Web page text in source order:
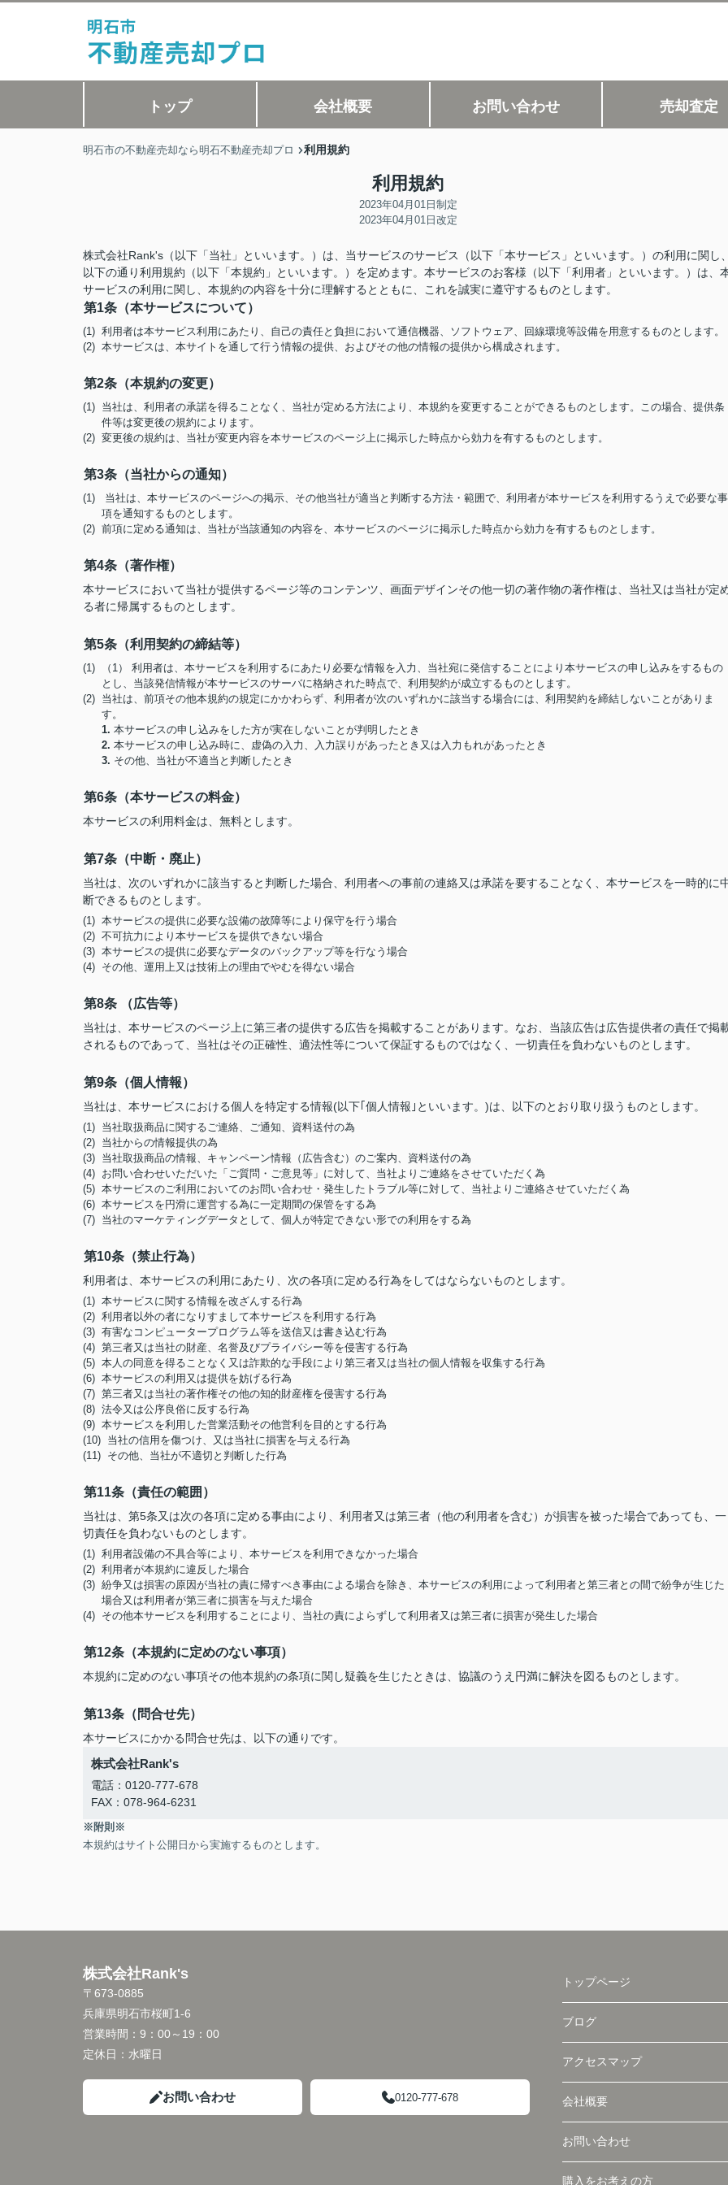
トップ 会社概要 お問い合わせ 売却査定
明石市の不動産売却なら明石不動産売却プロ 利用規約
利用規約
2023年04月01日制定
2023年04月01日改定
株式会社Rank's（以下「当社」といいます。）は、当サービスのサービス（以下「本サービス」といいます。）の利用に関し
以下の通り利用規約（以下「本規約」といいます。）を定めます。本サービスのお客様（以下「利用者」といいます。）は、
サービスの利用に関し、本規約の内容を十分に理解するとともに、これを誠実に遵守するものとします。
第1条（本サービスについて）
(1) 利用者は本サービス利用にあたり、自己の責任と負担において通信機器、ソフトウェア、回線環境等設備を用意するものとします。
(2) 本サービスは、本サイトを通して行う情報の提供、およびその他の情報の提供から構成されます。
第2条（本規約の変更）
(1) 当社は、利用者の承諾を得ることなく、当社が定める方法により、本規約を変更することができるものとします。この場合、提供条
件等は変更後の規約によります。
(2) 変更後の規約は、当社が変更内容を本サービスのページ上に掲示した時点から効力を有するものとします。
第3条（当社からの通知）
(1) 当社は、本サービスのページへの掲示、その他当社が適当と判断する方法・範囲で、利用者が本サービスを利用するうえで必要な事
項を通知するものとします。
(2) 前項に定める通知は、当社が当該通知の内容を、本サービスのページに掲示した時点から効力を有するものとします。
第4条（著作権）
本サービスにおいて当社が提供するページ等のコンテンツ、画面デザインその他一切の著作物の著作権は、当社又は当社が定
る者に帰属するものとします。
第5条（利用契約の締結等）
(1) （1） 利用者は、本サービスを利用するにあたり必要な情報を入力、当社宛に発信することにより本サービスの申し込みをするもの
とし、当該発信情報が本サービスのサーバに格納された時点で、利用契約が成立するものとします。
(2) 当社は、前項その他本規約の規定にかかわらず、利用者が次のいずれかに該当する場合には、利用契約を締結しないことがありま
す。
1. 本サービスの申し込みをした方が実在しないことが判明したとき
2. 本サービスの申し込み時に、虚偽の入力、入力誤りがあったとき又は入力もれがあったとき
3. その他、当社が不適当と判断したとき
第6条（本サービスの料金）
本サービスの利用料金は、無料とします。
第7条（中断・廃止）
当社は、次のいずれかに該当すると判断した場合、利用者への事前の連絡又は承諾を要することなく、本サービスを一時的に
断できるものとします。
(1) 本サービスの提供に必要な設備の故障等により保守を行う場合
(2) 不可抗力により本サービスを提供できない場合
(3) 本サービスの提供に必要なデータのバックアップ等を行なう場合
(4) その他、運用上又は技術上の理由でやむを得ない場合
第8条 （広告等）
当社は、本サービスのページ上に第三者の提供する広告を掲載することがあります。なお、当該広告は広告提供者の責任で掲
されるものであって、当社はその正確性、適法性等について保証するものではなく、一切責任を負わないものとします。
第9条（個人情報）
当社は、本サービスにおける個人を特定する情報(以下｢個人情報｣といいます。)は、以下のとおり取り扱うものとします。
(1) 当社取扱商品に関するご連絡、ご通知、資料送付の為
(2) 当社からの情報提供の為
(3) 当社取扱商品の情報、キャンペーン情報（広告含む）のご案内、資料送付の為
(4) お問い合わせいただいた「ご質問・ご意見等」に対して、当社よりご連絡をさせていただく為
(5) 本サービスのご利用においてのお問い合わせ・発生したトラブル等に対して、当社よりご連絡させていただく為
(6) 本サービスを円滑に運営する為に一定期間の保管をする為
(7) 当社のマーケティングデータとして、個人が特定できない形での利用をする為
第10条（禁止行為）
利用者は、本サービスの利用にあたり、次の各項に定める行為をしてはならないものとします。
(1) 本サービスに関する情報を改ざんする行為
(2) 利用者以外の者になりすまして本サービスを利用する行為
(3) 有害なコンピュータープログラム等を送信又は書き込む行為
(4) 第三者又は当社の財産、名誉及びプライバシー等を侵害する行為
(5) 本人の同意を得ることなく又は詐欺的な手段により第三者又は当社の個人情報を収集する行為
(6) 本サービスの利用又は提供を妨げる行為
(7) 第三者又は当社の著作権その他の知的財産権を侵害する行為
(8) 法令又は公序良俗に反する行為
(9) 本サービスを利用した営業活動その他営利を目的とする行為
(10) 当社の信用を傷つけ、又は当社に損害を与える行為
(11) その他、当社が不適切と判断した行為
第11条（責任の範囲）
当社は、第5条又は次の各項に定める事由により、利用者又は第三者（他の利用者を含む）が損害を被った場合であっても、一
切責任を負わないものとします。
(1) 利用者設備の不具合等により、本サービスを利用できなかった場合
(2) 利用者が本規約に違反した場合
(3) 紛争又は損害の原因が当社の責に帰すべき事由による場合を除き、本サービスの利用によって利用者と第三者との間で紛争が生じた
場合又は利用者が第三者に損害を与えた場合
(4) その他本サービスを利用することにより、当社の責によらずして利用者又は第三者に損害が発生した場合
第12条（本規約に定めのない事項）
本規約に定めのない事項その他本規約の条項に関し疑義を生じたときは、協議のうえ円満に解決を図るものとします。
第13条（問合せ先）
本サービスにかかる問合せ先は、以下の通りです。
株式会社Rank's
電話：0120-777-678
FAX：078-964-6231
※附則※
本規約はサイト公開日から実施するものとします。
株式会社Rank's
〒673-0885
兵庫県明石市桜町1-6
営業時間： 9：00～19：00
定休日： 水曜日
お問い合わせ 0120-777-678
トップページ
ブログ
アクセスマップ
会社概要
お問い合わせ
購入をお考えの方